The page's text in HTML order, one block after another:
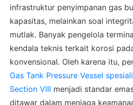
infrastruktur penyimpanan gas
kapasitas, melainkan soal
mutlak. Banyak pengelola
kendala teknis terkait korosi
konvensional. Oleh karena itu,
Gas Tank Pressure Vessel
Section VIII menjadi standar
ditawar dalam menjaga